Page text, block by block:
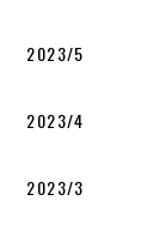
2023/5
2023/4
2023/3